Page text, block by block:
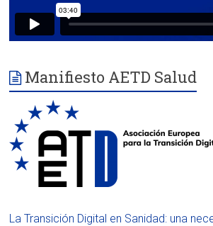
Manifiesto AETD Salud
La Transición Digital en Sanidad: una